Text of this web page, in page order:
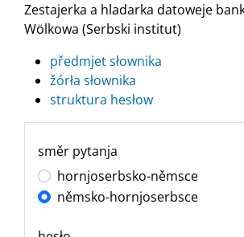
Zestajerka a hladarka datoweje
Wölkowa (Serbski institut)
předmjet słownika
žórła słownika
struktura hesłow
směr pytanja
hornjoserbsko-němsce
němsko-hornjoserbsce